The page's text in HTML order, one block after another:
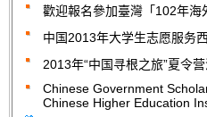
歡迎報名參加臺灣「102年海
中国2013年大学生志愿服务
2013年“中国寻根之旅”夏令
Chinese Government
Chinese Higher Education